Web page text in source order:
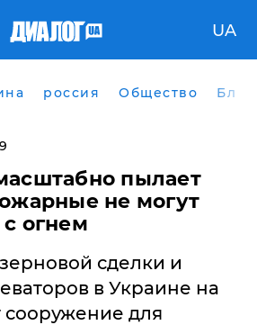
UA
россия Общество
пылает
не могут
огнем
сделки и
в Украине на
сооружение для